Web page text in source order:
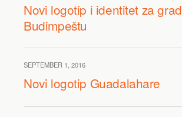
Novi logotip i identitet za grad
Budimpeštu
SEPTEMBER 1, 2016
Novi logotip Guadalahare